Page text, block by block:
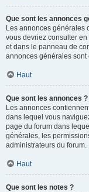
Que sont les annonces
Les annonces générales
vous devriez consulter
et dans le panneau de
annonces générales
Haut
Que sont les annonces ?
Les annonces
dans lequel vous
page du forum dans
générales, les
administrateurs du forum.
Haut
Que sont les notes ?